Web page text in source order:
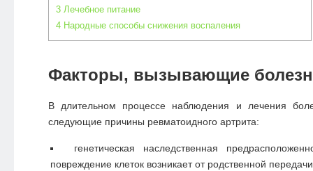
3Лечебное питание
4Народные способы снижения воспаления
Факторы, вызывающие
В длительном процессе наблюдения и лечения
следующие причины ревматоидного артрита:
генетическая наследственная
повреждение клеток возникает от родственной